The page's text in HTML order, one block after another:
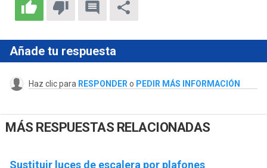
Añade tu respuesta
Haz clic para RESPONDER o PEDIR MÁS INFORMACIÓN
MÁS RESPUESTAS RELACIONADAS
Sustituir luces de escalera por plafones